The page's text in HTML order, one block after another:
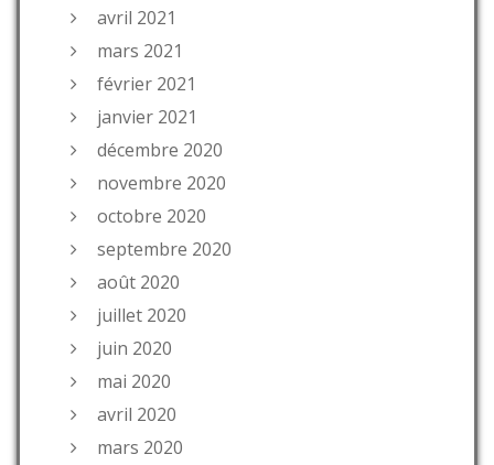
avril 2021
mars 2021
février 2021
janvier 2021
décembre 2020
novembre 2020
octobre 2020
septembre 2020
août 2020
juillet 2020
juin 2020
mai 2020
avril 2020
mars 2020